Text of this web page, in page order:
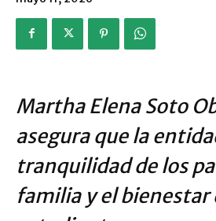
Martha Elena Soto
asegura que la
tranquilidad de los
familia y el bienestar